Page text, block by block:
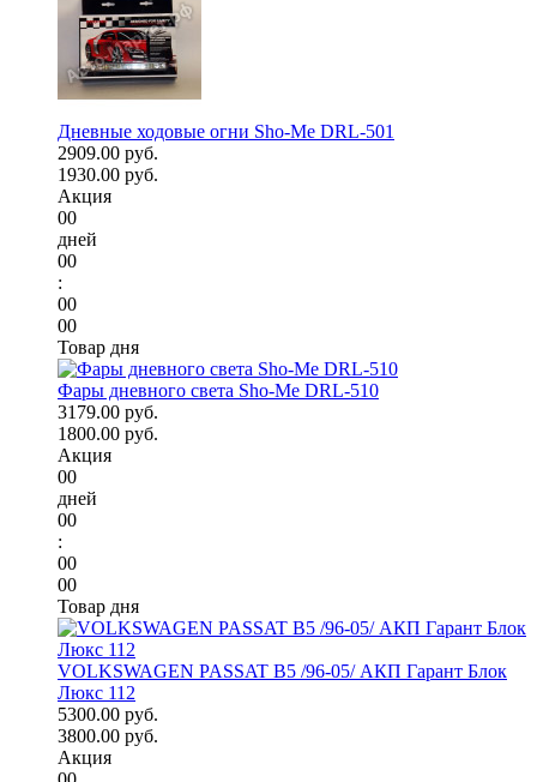
Дневные ходовые огни Sho-Me DRL-501
2909.00 руб.
1930.00 руб.
Акция
00
дней
00
:
00
00
Товар дня
Фары дневного света Sho-Me DRL-510
3179.00 руб.
1800.00 руб.
Акция
00
дней
00
:
00
00
Товар дня
VOLKSWAGEN PASSAT B5 /96-05/ АКП Гарант Блок
Люкс 112
5300.00 руб.
3800.00 руб.
Акция